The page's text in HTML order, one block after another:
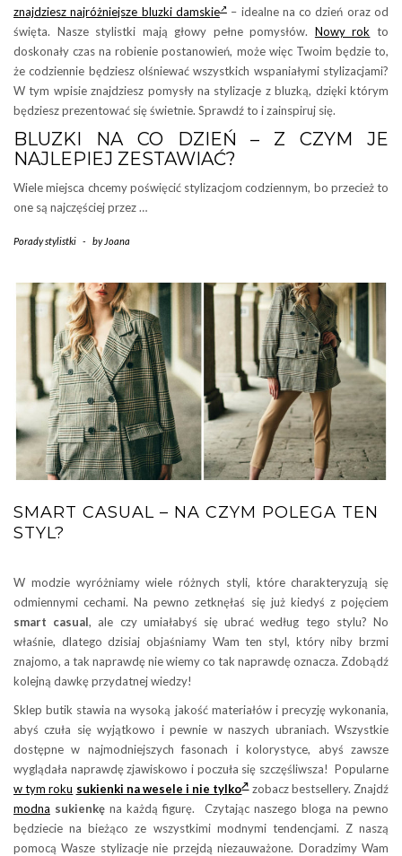
znajdziesz najróżniejsze bluzki damskie – idealne na co dzień oraz od
święta. Nasze stylistki mają głowy pełne pomysłów. Nowy rok to
doskonały czas na robienie postanowień, może więc Twoim będzie to,
że codziennie będziesz olśniewać wszystkich wspaniałymi stylizacjami?
W tym wpisie znajdziesz pomysły na stylizacje z bluzką, dzięki którym
będziesz prezentować się świetnie. Sprawdź to i zainspiruj się.
BLUZKI NA CO DZIEŃ – Z CZYM JE
NAJLEPIEJ ZESTAWIAĆ?
Wiele miejsca chcemy poświęcić stylizacjom codziennym, bo przecież to
one są najczęściej przez …
Porady stylistki - by Joana
SMART CASUAL – NA CZYM POLEGA TEN
STYL?
W modzie wyróżniamy wiele różnych styli, które charakteryzują się
odmiennymi cechami. Na pewno zetknęłaś się już kiedyś z pojęciem
smart casual, ale czy umiałabyś się ubrać według tego stylu? No
właśnie, dlatego dzisiaj objaśniamy Wam ten styl, który niby brzmi
znajomo, a tak naprawdę nie wiemy co tak naprawdę oznacza. Zdobądź
kolejną dawkę przydatnej wiedzy!
Sklep butik stawia na wysoką jakość materiałów i precyzję wykonania,
abyś czuła się wyjątkowo i pewnie w naszych ubraniach. Wszystkie
dostępne w najmodniejszych fasonach i kolorystyce, abyś zawsze
wyglądała naprawdę zjawiskowo i poczuła się szczęśliwsza! Popularne
w tym roku sukienki na wesele i nie tylko zobacz bestsellery. Znajdź
modna sukienkę na każdą figurę. Czytając naszego bloga na pewno
będziecie na bieżąco ze wszystkimi modnymi tendencjami. Z naszą
pomocą Wasze stylizacje nie przejdą niezauważone. Doradzimy Wam